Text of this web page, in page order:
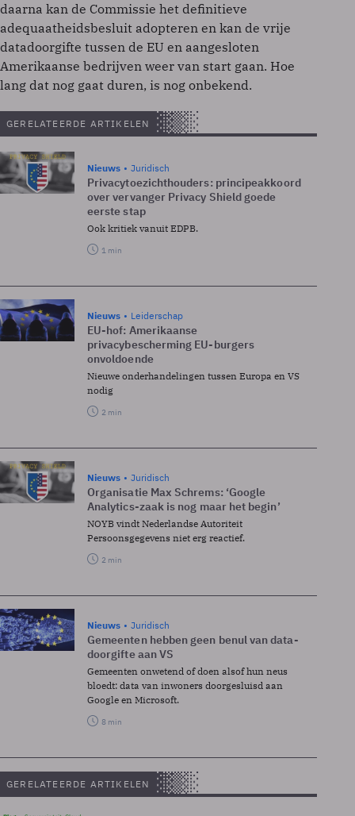
daarna kan de Commissie het definitieve
adequaatheidsbesluit adopteren en kan de vrije
datadoorgifte tussen de EU en aangesloten
Amerikaanse bedrijven weer van start gaan. Hoe
lang dat nog gaat duren, is nog onbekend.
GERELATEERDE ARTIKELEN
Nieuws Juridisch
Privacytoezichthouders: principeakkoord
over vervanger Privacy Shield goede
eerste stap
Ook kritiek vanuit EDPB.
1 min
Nieuws Leiderschap
EU-hof: Amerikaanse
privacybescherming EU-burgers
onvoldoende
Nieuwe onderhandelingen tussen Europa en VS
nodig
2 min
Nieuws Juridisch
Organisatie Max Schrems: ‘Google
Analytics-zaak is nog maar het begin’
NOYB vindt Nederlandse Autoriteit
Persoonsgegevens niet erg reactief.
2 min
Nieuws Juridisch
Gemeenten hebben geen benul van data-
doorgifte aan VS
Gemeenten onwetend of doen alsof hun neus
bloedt: data van inwoners doorgesluisd aan
Google en Microsoft.
8 min
GERELATEERDE ARTIKELEN